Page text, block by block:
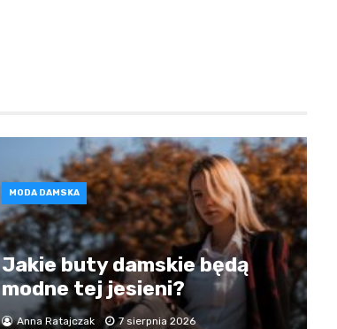
MODA DAMSKA
Jakie buty damskie będą
modne tej jesieni?
Anna Ratajczak 7 sierpnia 2026